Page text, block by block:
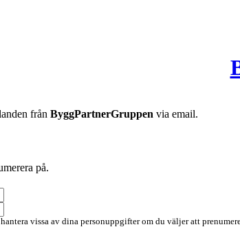
från ByggPartnerGruppen via email.
på.
vissa av dina personuppgifter om du väljer att